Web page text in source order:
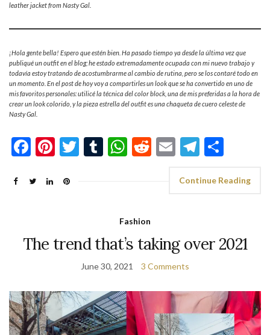
leather jacket from Nasty Gal.
¡Hola gente bella! Espero que estén bien. Ha pasado tiempo ya desde la última vez que
publiqué un outfit en el blog; he estado extremadamente ocupada con mi nuevo trabajo y
todavía estoy tratando de acostumbrarme al cambio de rutina, pero se los contaré todo en
un momento. En el post de hoy voy a compartirles un look que se ha convertido en uno de
mis favoritos personales: utilicé la técnica del color block, una de mis preferidas a la hora de
crear un look colorido, y la pieza estrella del outfit es una chaqueta de cuero celeste de
Nasty Gal.
Facebook
Pinterest
Twitter
Tumblr
WhatsApp
Reddit
Email
Continue Reading
Fashion
The trend that’s taking over 2021
June 30, 2021 3 Comments